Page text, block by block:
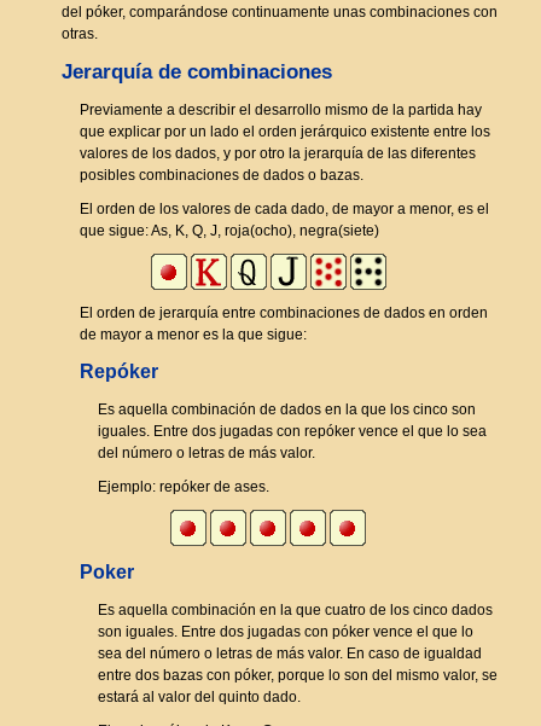
del póker, comparándose continuamente unas combinaciones con
otras.
Jerarquía de combinaciones
Previamente a describir el desarrollo mismo de la partida hay
que explicar por un lado el orden jerárquico existente entre los
valores de los dados, y por otro la jerarquía de las diferentes
posibles combinaciones de dados o bazas.
El orden de los valores de cada dado, de mayor a menor, es el
que sigue: As, K, Q, J, roja(ocho), negra(siete)
El orden de jerarquía entre combinaciones de dados en orden
de mayor a menor es la que sigue:
Repóker
Es aquella combinación de dados en la que los cinco son
iguales. Entre dos jugadas con repóker vence el que lo sea
del número o letras de más valor.
Ejemplo: repóker de ases.
Poker
Es aquella combinación en la que cuatro de los cinco dados
son iguales. Entre dos jugadas con póker vence el que lo
sea del número o letras de más valor. En caso de igualdad
entre dos bazas con póker, porque lo son del mismo valor, se
estará al valor del quinto dado.